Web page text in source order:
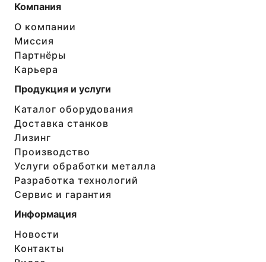
Компания
О компании
Миссия
Партнёры
Карьера
Продукция и услуги
Каталог оборудования
Доставка станков
Лизинг
Производство
Услуги обработки металла
Разработка технологий
Сервис и гарантия
Информация
Новости
Контакты